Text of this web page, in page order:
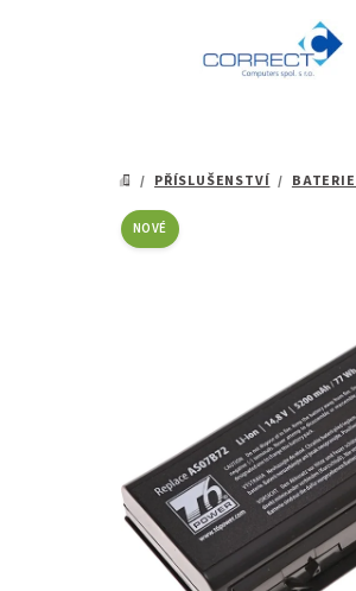
DOMŮ
/ PŘÍSLUŠENSTVÍ /
NOVÉ
hvězdiček.